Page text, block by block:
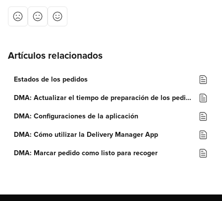
Artículos relacionados
Estados de los pedidos
DMA: Actualizar el tiempo de preparación de los pedidos entrantes
DMA: Configuraciones de la aplicación
DMA: Cómo utilizar la Delivery Manager App
DMA: Marcar pedido como listo para recoger